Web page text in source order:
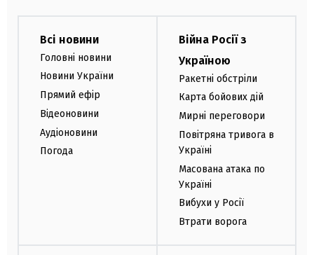
Всі новини
Головні новини
Новини України
Прямий ефір
Відеоновини
Аудіоновини
Погода
Війна Росії з
Україною
Ракетні обстріли
Карта бойових дій
Мирні переговори
Повітряна тривога в
Україні
Масована атака по
Україні
Вибухи у Росії
Втрати ворога